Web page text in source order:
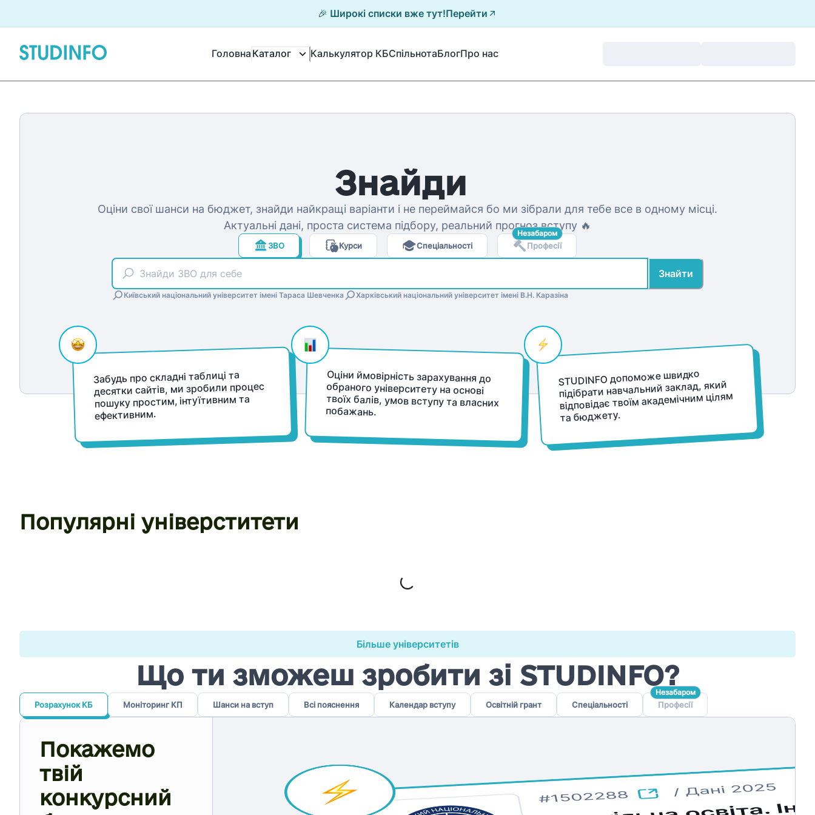
🎉 Широкі списки вже тут!Перейти
Головна Каталог Калькулятор КБСпільнотаБлогПро нас
Знайди
Оціни свої шанси на бюджет, знайди найкращі варіанти і не переймайся бо ми зібрали для тебе все в одному місці.
Актуальні дані, проста система підбору, реальний прогноз вступу 🔥
ЗВО Курси Спеціальності
Незабаром
Професії
Знайти
Київський національний університет імені Тараса Шевченка Харківський національний університет імені В.Н. Каразіна
Забудь про складні таблиці та
десятки сайтів, ми зробили процес
пошуку простим, інтуїтивним та
ефективним.
Оціни ймовірність зарахування до
обраного університету на основі
твоїх балів, умов вступу та власних
побажань.
STUDINFO допоможе швидко
підібрати навчальний заклад, який
відповідає твоїм академічним цілям
та бюджету.
Популярні універститети
Loading...
Більше університетів
Що ти зможеш зробити зі STUDINFO?
Розрахунок КБ Моніторинг КП Шанси на вступ Всі пояснення Календар вступу Освітній грант Спеціальності
Незабаром
Професії
Покажемо
твій
конкурсний